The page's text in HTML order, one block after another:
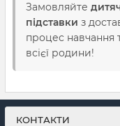
Замовляйте
підставки з
процес навчання
всієї родини!
КОНТАКТИ